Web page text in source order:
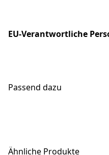
EU-Verantwortliche
Passend dazu
Ähnliche Produkte